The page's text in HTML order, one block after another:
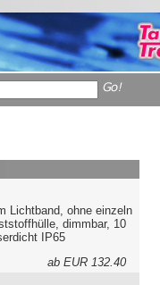
Lichtband, ohne einzeln
dimmbar, 10
IP65
ab EUR 132.40